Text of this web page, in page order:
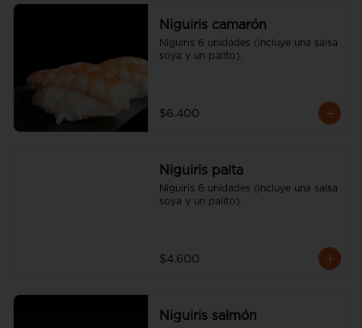
Niguiris camarón
Niguiris 6 unidades (incluye una salsa
soya y un palito).
$6.400
Niguiris palta
Niguiris 6 unidades (incluye una salsa
soya y un palito).
$4.600
Niguiris salmón